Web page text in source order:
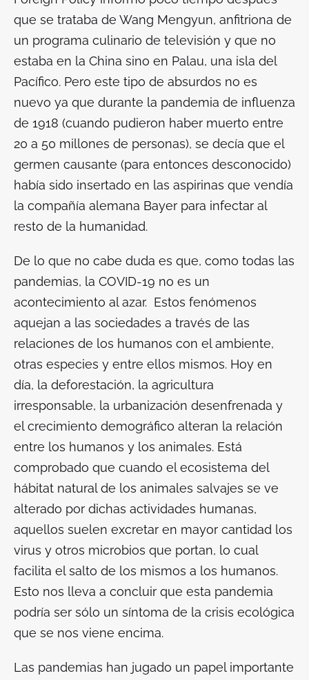
que se trataba de Wang Mengyun, anfitriona de
un programa culinario de televisión y que no
estaba en la China sino en Palau, una isla del
Pacífico. Pero este tipo de absurdos no es
nuevo ya que durante la pandemia de influenza
de 1918 (cuando pudieron haber muerto entre
20 a 50 millones de personas), se decía que el
germen causante (para entonces desconocido)
había sido insertado en las aspirinas que vendía
la compañía alemana Bayer para infectar al
resto de la humanidad.
De lo que no cabe duda es que, como todas las
pandemias, la COVID-19 no es un
acontecimiento al azar. Estos fenómenos
aquejan a las sociedades a través de las
relaciones de los humanos con el ambiente,
otras especies y entre ellos mismos. Hoy en
día, la deforestación, la agricultura
irresponsable, la urbanización desenfrenada y
el crecimiento demográfico alteran la relación
entre los humanos y los animales. Está
comprobado que cuando el ecosistema del
hábitat natural de los animales salvajes se ve
alterado por dichas actividades humanas,
aquellos suelen excretar en mayor cantidad los
virus y otros microbios que portan, lo cual
facilita el salto de los mismos a los humanos.
Esto nos lleva a concluir que esta pandemia
podría ser sólo un síntoma de la crisis ecológica
que se nos viene encima.
Las pandemias han jugado un papel importante